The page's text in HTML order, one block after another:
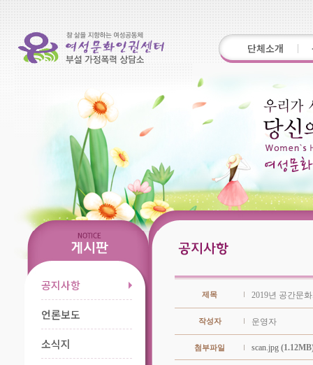
단체소개
공지사항
언론보도
소식지
제목 2019년 공간문
작성자 운영자
첨부파일 scan.jpg